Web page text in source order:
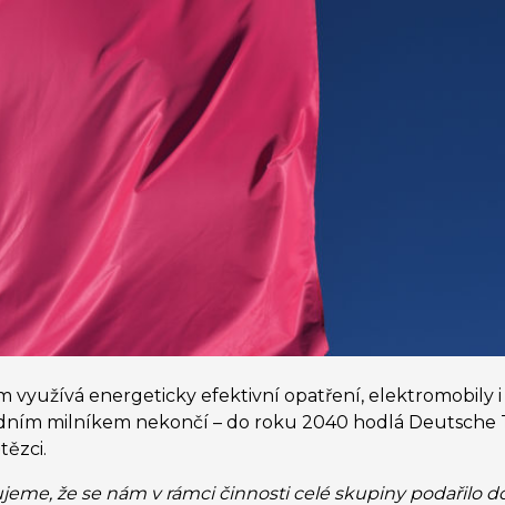
využívá energeticky efektivní opatření, elektromobily
milníkem nekončí – do roku 2040 hodlá
že se nám v rámci činnosti celé skupiny podařilo